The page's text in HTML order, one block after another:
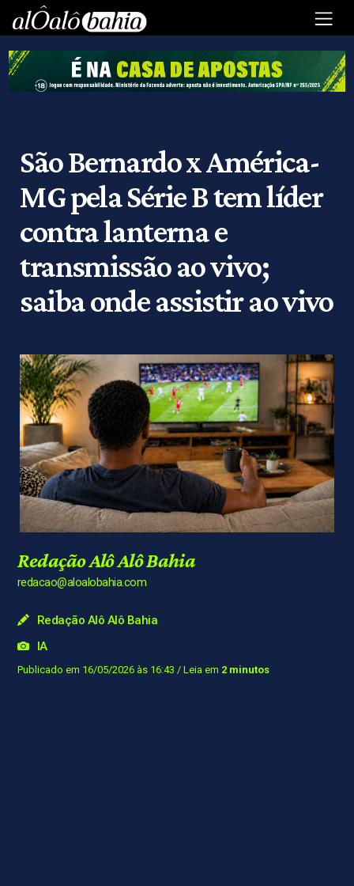
São Bernardo x América-
MG pela Série B tem líder
contra lanterna e
transmissão ao vivo;
saiba onde assistir ao vivo
Redação Alô Alô Bahia
redacao@aloalobahia.com
Redação Alô Alô Bahia
IA
Publicado em 16/05/2026 às 16:43 / Leia em 2 minutos